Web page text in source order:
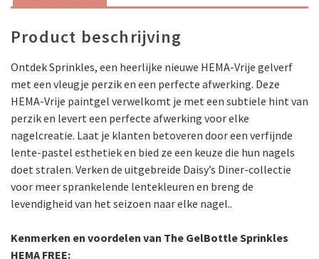
Product beschrijving
Ontdek Sprinkles, een heerlijke nieuwe HEMA-Vrije gelverf
met een vleugje perzik en een perfecte afwerking. Deze
HEMA-Vrije paintgel verwelkomt je met een subtiele hint van
perzik en levert een perfecte afwerking voor elke
nagelcreatie. Laat je klanten betoveren door een verfijnde
lente-pastel esthetiek en bied ze een keuze die hun nagels
doet stralen. Verken de uitgebreide Daisy’s Diner-collectie
voor meer sprankelende lentekleuren en breng de
levendigheid van het seizoen naar elke nagel..
Kenmerken en voordelen van The GelBottle Sprinkles
HEMA FREE: